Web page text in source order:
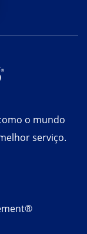
o mundo
serviço.